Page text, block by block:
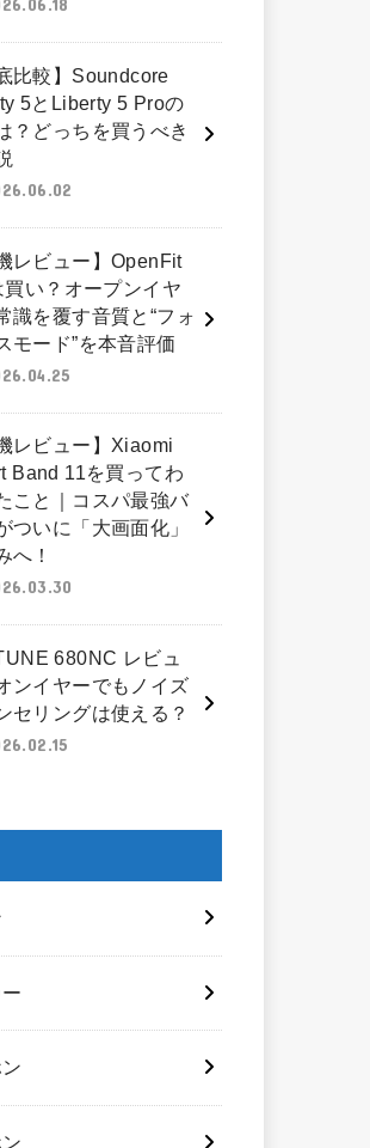
比較】Soundcore
5とLiberty 5 Proの
？どっちを買うべき
レビュー】OpenFit
買い？オープンイヤ
識を覆す音質と“フォ
モード”を本音評価
レビュー】Xiaomi
Band 11を買ってわ
こと｜コスパ最強バ
ついに「大画面化」
へ！
680NC レビュ
ンイヤーでもノイズ
セリングは使える？